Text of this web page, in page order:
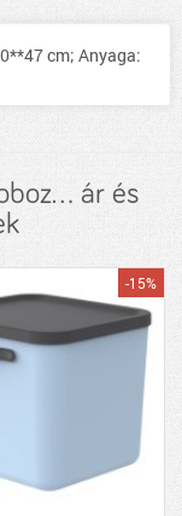
cm; Anyaga:
ár és
-15%